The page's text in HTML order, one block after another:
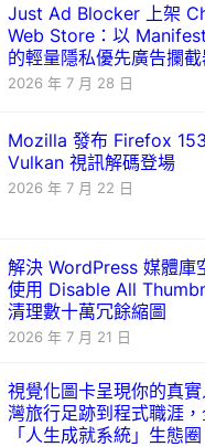
Just Ad Blocker 上架
Web Store：以
的輕量隱私優先廣告攔
2026 年 7 月 28 日
Mozilla 發布 Firefox
Vulkan 視訊解碼登場
2026 年 7 月 22 日
解決 WordPress 媒體庫
使用 Disable All
清理數十萬冗餘縮圖
2026 年 7 月 21 日
視覺化圖卡呈現你的真
灣旅行足跡到程式職涯
「人生成就系統」生態圈